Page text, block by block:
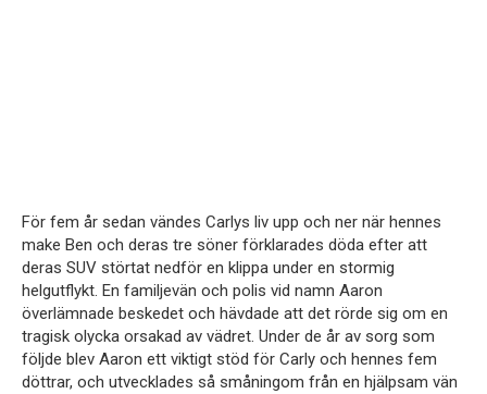
För fem år sedan vändes Carlys liv upp och ner när hennes
make Ben och deras tre söner förklarades döda efter att
deras SUV störtat nedför en klippa under en stormig
helgutflykt. En familjevän och polis vid namn Aaron
överlämnade beskedet och hävdade att det rörde sig om en
tragisk olycka orsakad av vädret. Under de år av sorg som
följde blev Aaron ett viktigt stöd för Carly och hennes fem
döttrar, och utvecklades så småningom från en hjälpsam vän